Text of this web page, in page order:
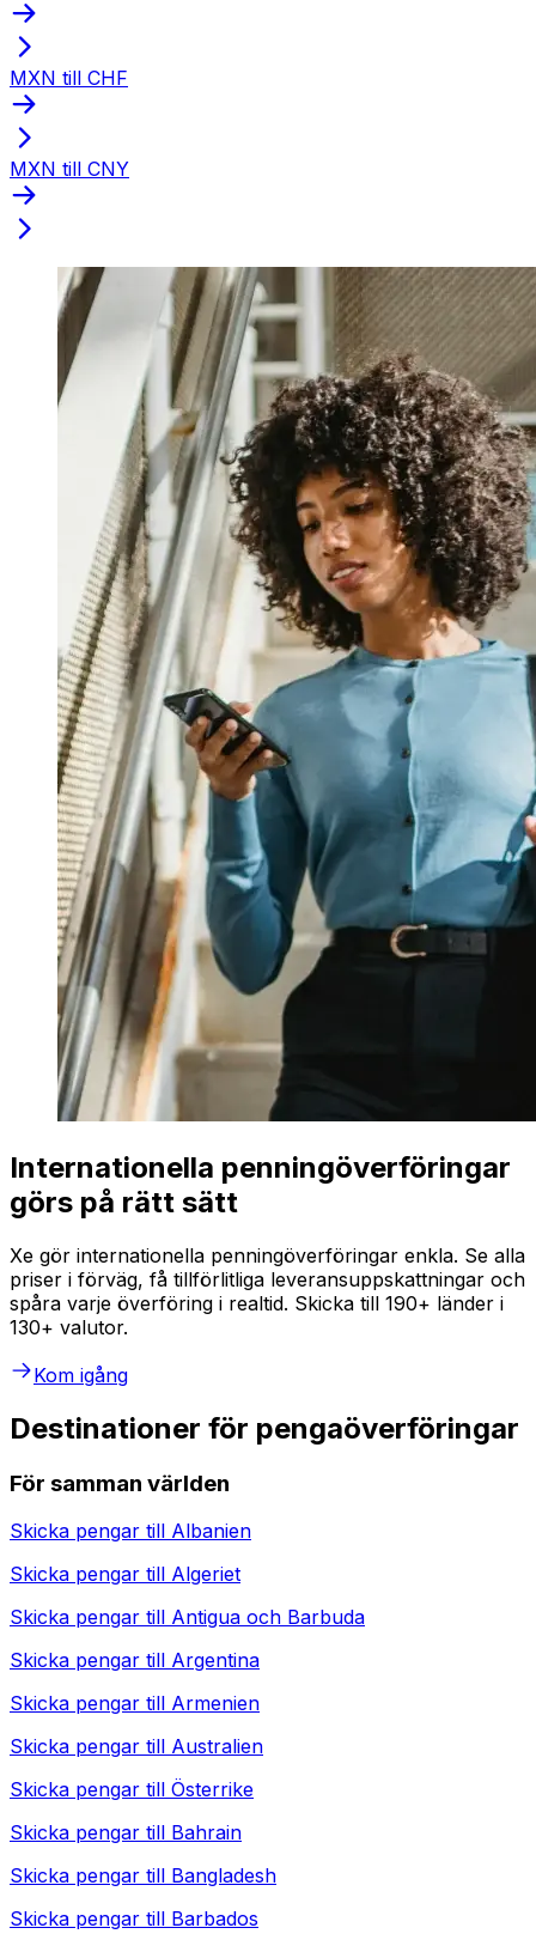
MXN till CHF
MXN till CNY
Internationella penningöverföringar
görs på rätt sätt
Xe gör internationella penningöverföringar enkla. Se alla
priser i förväg, få tillförlitliga leveransuppskattningar och
spåra varje överföring i realtid. Skicka till 190+ länder i
130+ valutor.
Kom igång
Destinationer för pengaöverföringar
För samman världen
Skicka pengar till Albanien
Skicka pengar till Algeriet
Skicka pengar till Antigua och Barbuda
Skicka pengar till Argentina
Skicka pengar till Armenien
Skicka pengar till Australien
Skicka pengar till Österrike
Skicka pengar till Bahrain
Skicka pengar till Bangladesh
Skicka pengar till Barbados